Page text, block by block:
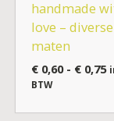
handmade
love – diverse
maten
€0,60 - €0,75
BTW